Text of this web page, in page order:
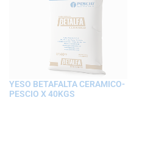
YESO BETAFALTA CERAMICO-
PESCIO X 40KGS